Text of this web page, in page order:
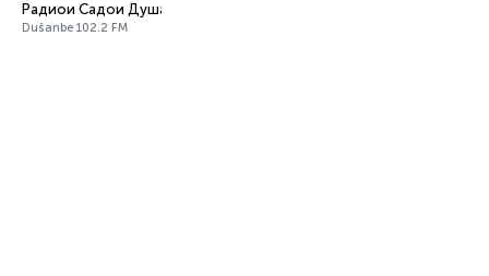
Радиои Садои Душанбе
Dušanbe 102.2 FM